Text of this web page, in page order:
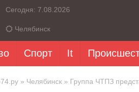
Сегодня: 7.08.2026
Челябинск
Спорт It
» Челябинск » Группа ЧТПЗ